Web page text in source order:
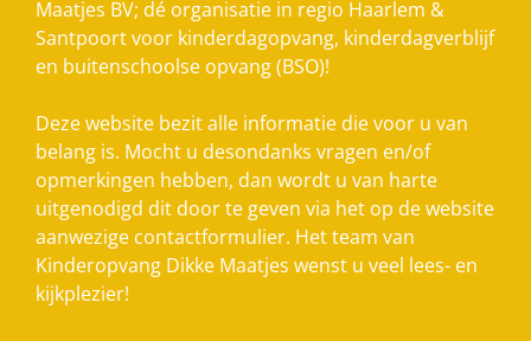
Maatjes BV; dé organisatie in regio Haarlem &
Santpoort voor kinderdagopvang, kinderdagverblijf
en buitenschoolse opvang (BSO)!
Deze website bezit alle informatie die voor u van
belang is. Mocht u desondanks vragen en/of
opmerkingen hebben, dan wordt u van harte
uitgenodigd dit door te geven via het op de website
aanwezige contactformulier. Het team van
Kinderopvang Dikke Maatjes wenst u veel lees- en
kijkplezier!